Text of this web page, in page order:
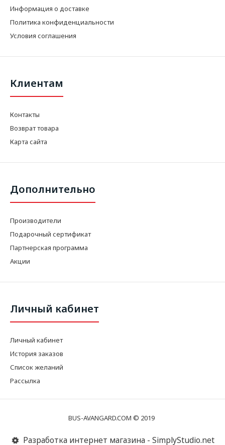
Информация о доставке
Политика конфиденциальности
Условия соглашения
Клиентам
Контакты
Возврат товара
Карта сайта
Дополнительно
Производители
Подарочный сертификат
Партнерская программа
Акции
Личный кабинет
Личный кабинет
История заказов
Список желаний
Рассылка
BUS-AVANGARD.COM © 2019
Разработка интернет магазина - SimplyStudio.net